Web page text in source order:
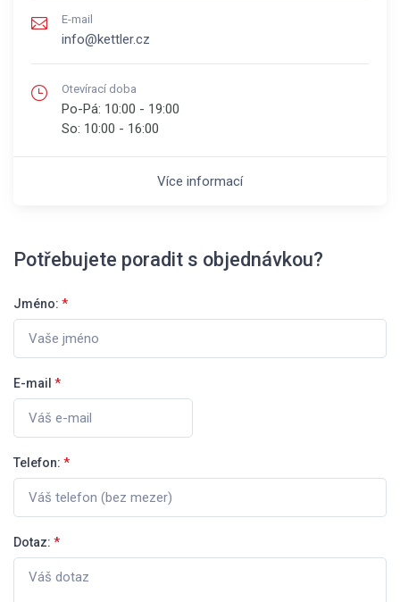
E-mail
info@kettler.cz
Otevírací doba
Po-Pá: 10:00 - 19:00
So: 10:00 - 16:00
Více informací
Potřebujete poradit s objednávkou?
Jméno: *
E-mail *
Telefon: *
Dotaz: *